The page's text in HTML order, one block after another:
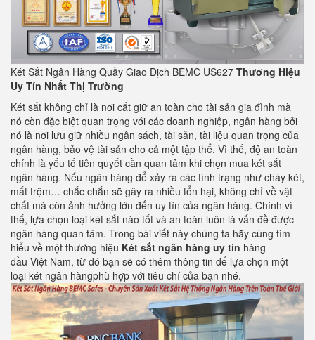
Két Sắt Ngân Hàng Quầy Giao Dịch BEMC US627 Thương Hiệu
Uy Tín Nhất Thị Trường
Két sắt không chỉ là nơi cất giữ an toàn cho tài sản gia đình mà
nó còn đặc biệt quan trọng với các doanh nghiệp, ngân hàng bởi
nó là nơi lưu giữ nhiều ngân sách, tài sản, tài liệu quan trọng của
ngân hàng, bảo vệ tài sản cho cả một tập thể. Vì thế, độ an toàn
chính là yếu tố tiên quyết cần quan tâm khi chọn mua két sắt
ngân hàng. Nếu ngân hàng để xảy ra các tình trạng như cháy két,
mất trộm… chắc chắn sẽ gây ra nhiều tổn hại, không chỉ về vật
chất mà còn ảnh hưởng lớn đến uy tín của ngân hàng. Chính vì
thế, lựa chọn loại két sắt nào tốt và an toàn luôn là vấn đề được
ngân hàng quan tâm. Trong bài viết này chúng ta hãy cùng tìm
hiểu về một thương hiệu Két sắt ngân hàng uy tín hàng
đầu Việt Nam, từ đó bạn sẽ có thêm thông tin để lựa chọn một
loại két ngân hàngphù hợp với tiêu chí của bạn nhé.